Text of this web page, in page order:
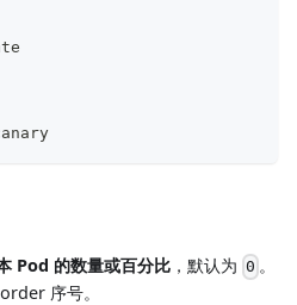
Pod 的数量或百分比 ，默认为 0 。
序号。